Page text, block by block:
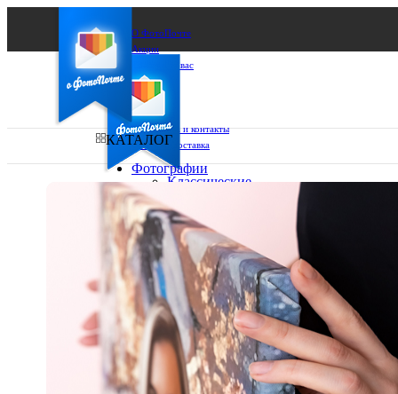
О ФотоПочте
Акции
Сделаем за вас
Бизнесу
FAQ
Франшиза
Поддержка и контакты
Оплата и доставка
Ваш город:
Ваш регион доставки
Выберите из списка:
КАТАЛОГ
Фотографии
Классические
10х15
13х18
15х15
15х20
20х20
20х30
30х30
30х40
А4
Фото